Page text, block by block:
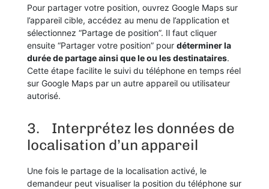
Pour partager votre position, ouvrez Google Maps sur
l’appareil cible, accédez au menu de l’application et
sélectionnez “Partage de position”. Il faut cliquer
ensuite “Partager votre position” pour déterminer la
durée de partage ainsi que le ou les destinataires.
Cette étape facilite le suivi du téléphone en temps réel
sur Google Maps par un autre appareil ou utilisateur
autorisé.
3. Interprétez les données de
localisation d’un appareil
Une fois le partage de la localisation activé, le
demandeur peut visualiser la position du téléphone sur